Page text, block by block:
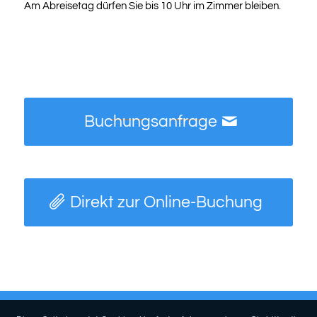
Am Abreisetag dürfen Sie bis 10 Uhr im Zimmer bleiben.
Buchungsanfrage
Direkt zur Online-Buchung